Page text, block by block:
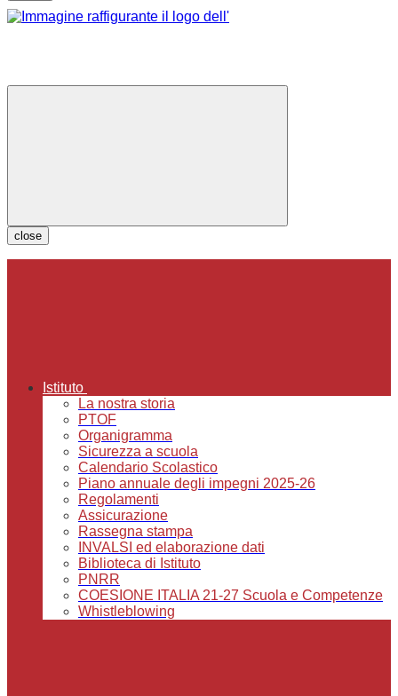
close
Istituto
La nostra storia
PTOF
Organigramma
Sicurezza a scuola
Calendario Scolastico
Piano annuale degli impegni 2025-26
Regolamenti
Assicurazione
Rassegna stampa
INVALSI ed elaborazione dati
Biblioteca di Istituto
PNRR
COESIONE ITALIA 21-27 Scuola e Competenze
Whistleblowing